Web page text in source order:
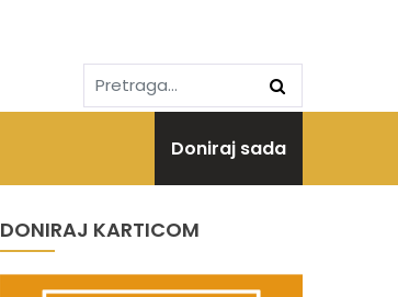
Doniraj sada
DONIRAJ KARTICOM